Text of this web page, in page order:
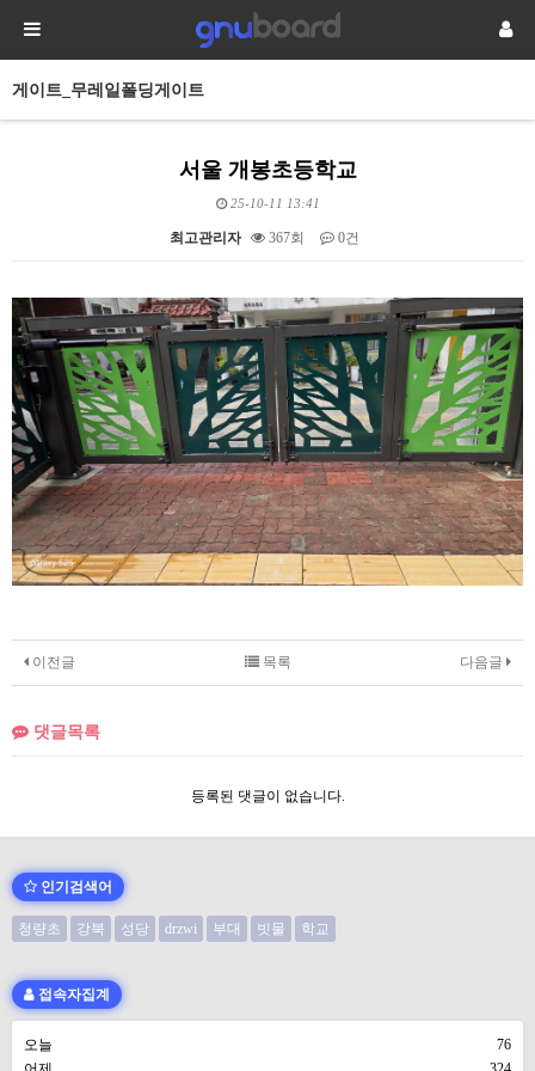
게이트_무레일폴딩게이트
서울 개봉초등학교
25-10-11 13:41
최고관리자 367회 0건
본문
이전글 다음글
목록
댓글목록
등록된 댓글이 없습니다.
인기검색어
청량초 강북 성당 drzwi 부대 빗물 학교
접속자집계
오늘
76